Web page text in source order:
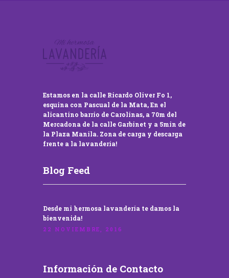
Estamos en la calle Ricardo Oliver Fo 1,
esquina con Pascual de la Mata, En el
alicantino barrio de Carolinas, a 70m del
Mercadona de la calle Garbinet y a 5min de
la Plaza Manila. Zona de carga y descarga
frente a la lavandería!
Blog Feed
Desde mi hermosa lavandería te damos la
bienvenida!
22 NOVIEMBRE, 2016
Información de Contacto